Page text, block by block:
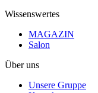
Wissenswertes
MAGAZIN
Salon
Über uns
Unsere Gruppe